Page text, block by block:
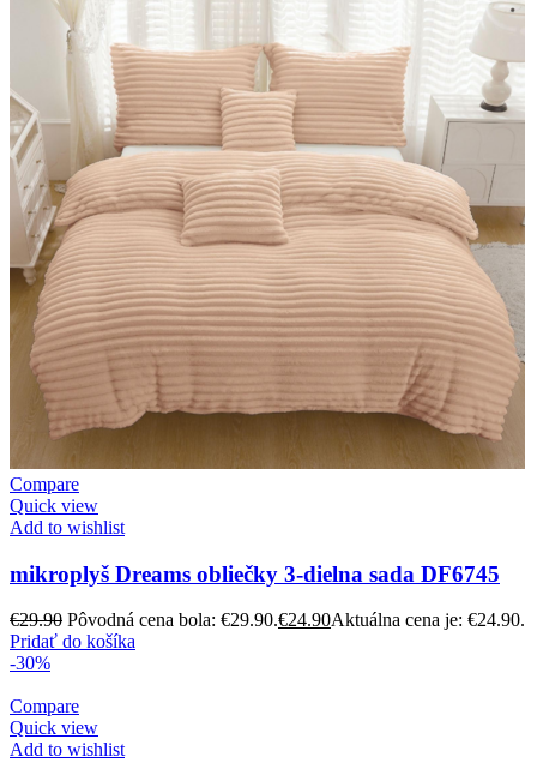
Compare
Quick view
Add to wishlist
mikroplyš Dreams obliečky 3-dielna sada DF6745
€29.90 Pôvodná cena bola: €29.90.€24.90Aktuálna cena je: €24.90.
Pridať do košíka
-30%
Compare
Quick view
Add to wishlist